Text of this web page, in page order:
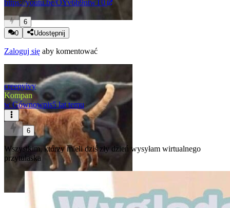
https://youtu.be/OYv6b9ntwT0
6
0
Udostępnij
Zaloguj się aby komentować
creepyivy
Kompan
w Gównowpis5 lat temu
6
Wszystkim, którzy mieli dziś zły dzień wysyłam wirtualnego
przytulaska